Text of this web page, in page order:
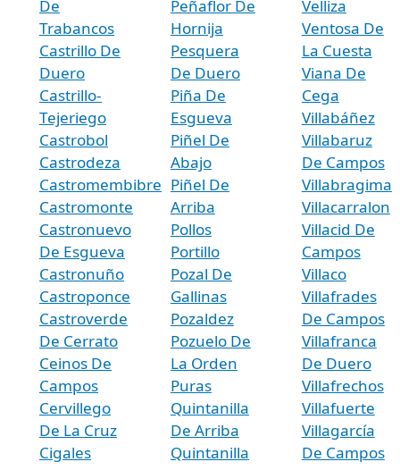
De
Trabancos
Castrillo De
Duero
Castrillo-
Tejeriego
Castrobol
Castrodeza
Castromembibre
Castromonte
Castronuevo
De Esgueva
Castronuño
Castroponce
Castroverde
De Cerrato
Ceinos De
Campos
Cervillego
De La Cruz
Cigales
Peñaflor De
Hornija
Pesquera
De Duero
Piña De
Esgueva
Piñel De
Abajo
Piñel De
Arriba
Pollos
Portillo
Pozal De
Gallinas
Pozaldez
Pozuelo De
La Orden
Puras
Quintanilla
De Arriba
Quintanilla
Velliza
Ventosa De
La Cuesta
Viana De
Cega
Villabáñez
Villabaruz
De Campos
Villabragima
Villacarralon
Villacid De
Campos
Villaco
Villafrades
De Campos
Villafranca
De Duero
Villafrechos
Villafuerte
Villagarcía
De Campos